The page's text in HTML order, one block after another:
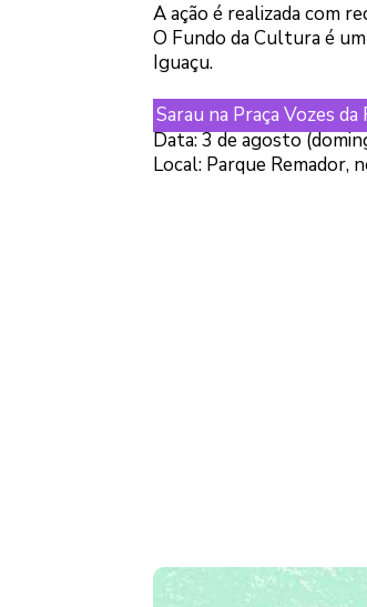
A ação é realizada com
O Fundo da Cultura é
Iguaçu.
Sarau na Praça Vozes
Data: 3 de agosto
Local: Parque Remador,